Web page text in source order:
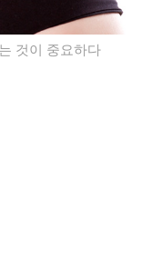
것이 중요하다